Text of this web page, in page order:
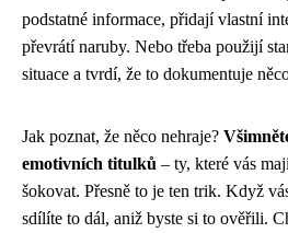
podstatné informace, přidají vlastní
převrátí naruby. Nebo třeba použijí
situace a tvrdí, že to dokumentuje
Jak poznat, že něco nehraje?
emotivních titulků – ty, které vás
šokovat. Přesně to je ten trik. Když
sdílíte to dál, aniž byste si to ověřili.